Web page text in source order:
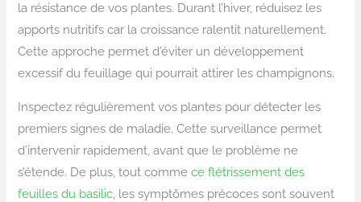
la résistance de vos plantes. Durant l’hiver, réduisez les
apports nutritifs car la croissance ralentit naturellement.
Cette approche permet d’éviter un développement
excessif du feuillage qui pourrait attirer les champignons.
Inspectez régulièrement vos plantes pour détecter les
premiers signes de maladie. Cette surveillance permet
d’intervenir rapidement, avant que le problème ne
s’étende. De plus, tout commece flétrissement des
feuilles du basilic , les symptômes précoces sont souvent